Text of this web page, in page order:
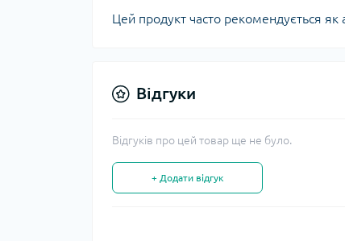
Цей продукт часто рекомендується
Відгуки
Відгуків про цей товар ще не було.
+ Додати відгук